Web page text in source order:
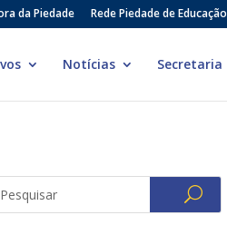
da Piedade Rede Piedade de Educação
Notícias Secretaria